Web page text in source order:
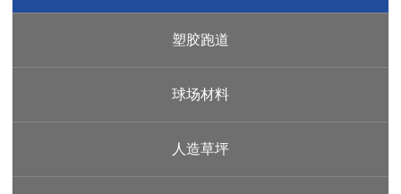
塑胶跑道
球场材料
人造草坪